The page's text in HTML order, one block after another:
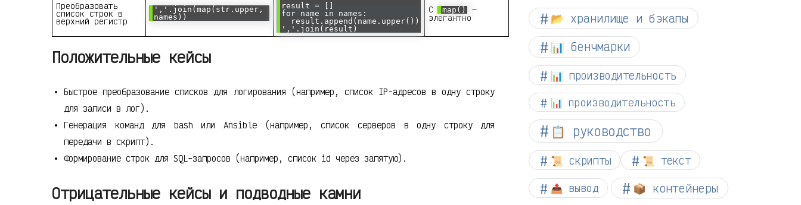
Преобразовать
список строк в
верхний регистр
','.join(map(str.upper,
names))
result = []
for name in names:
result.append(name.upper())
','.join(result)
С map()
—
элегантно
Положительные кейсы
Быстрое преобразование списков для логирования (например, список IP-адресов в одну строку
для записи в лог).
Генерация команд для bash или Ansible (например, список серверов в одну строку для
передачи в скрипт).
Формирование строк для SQL-запросов (например, список id через запятую).
Отрицательные кейсы и подводные камни
📂 хранилище и бэкапы
📊 бенчмарки
📊 производительность
📊 производительность
📋 руководство
📜 скрипты 📜 текст
📤 вывод 📦 контейнеры